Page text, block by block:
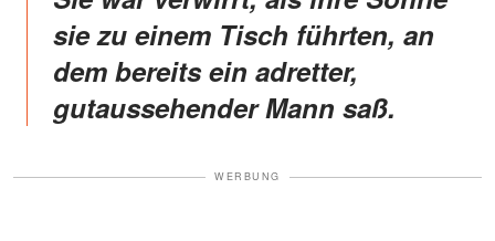
sie zu einem Tisch führten, an
dem bereits ein adretter,
gutaussehender Mann saß.
WERBUNG